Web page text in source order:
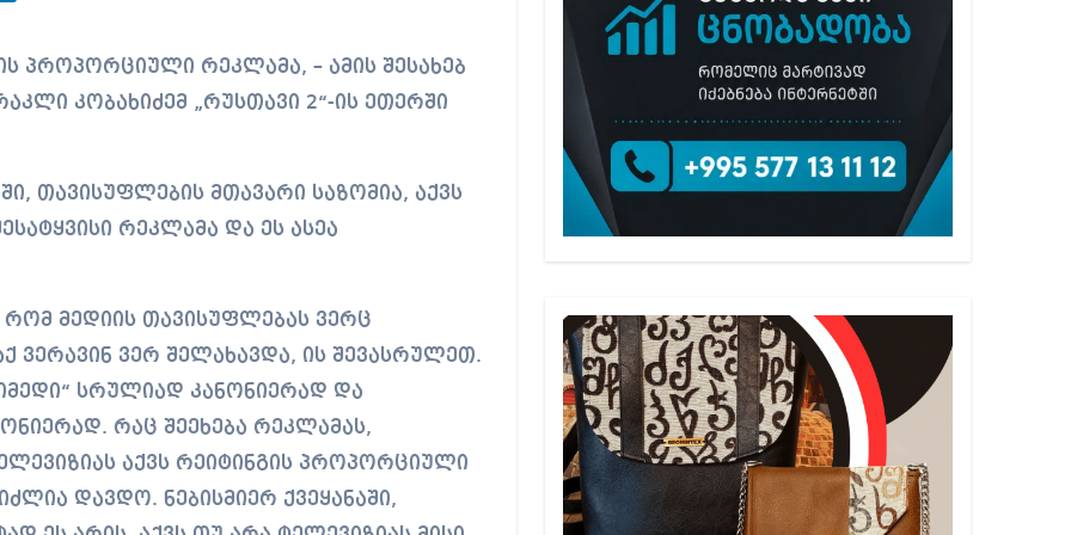
კობახიძემ „რუსთავი 2“-ის ეთერში
თავისუფლების მთავარი საზომია, აქვს
რეკლამა და ეს ასეა
მედიის თავისუფლებას ვერც
ვერავინ ვერ შელახავდა, ის შევასრულეთ.
სრულიად კანონიერად და
რაც შეეხება რეკლამას,
აქვს რეიტინგის პროპორციული
დავდო. ნებისმიერ ქვეყანაში,